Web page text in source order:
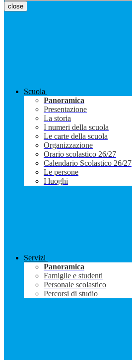
close
Scuola
Panoramica
Presentazione
La storia
I numeri della scuola
Le carte della scuola
Organizzazione
Orario scolastico 26/27
Calendario Scolastico 26/27
Le persone
I luoghi
Servizi
Panoramica
Famiglie e studenti
Personale scolastico
Percorsi di studio